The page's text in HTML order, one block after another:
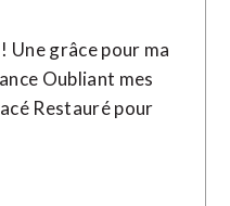
Une grâce pour ma
Oubliant mes
Restauré pour